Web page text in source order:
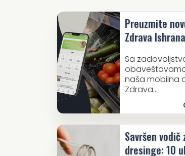
Preuzmite
Zdrava
Sa
naša mobilna
Zdrava...
Savršen vodič
dresinge: 10